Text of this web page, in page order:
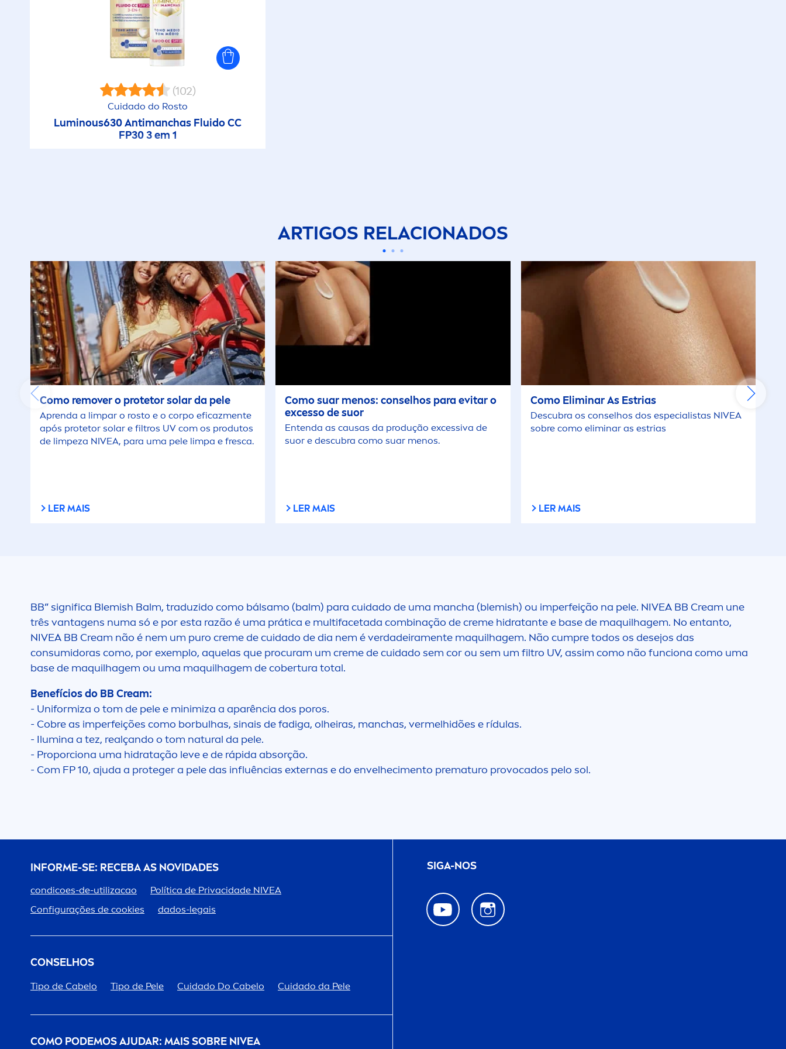
(102)
Cuidado do Rosto
Luminous630 Antimanchas Fluido CC
FP30 3 em 1
ARTIGOS RELACIONADOS
Como remover o protetor solar da pele
Aprenda a limpar o rosto e o corpo eficazmente
após protetor solar e filtros UV com os produtos
de limpeza NIVEA, para uma pele limpa e fresca.
LER MAIS
Como suar menos: conselhos para evitar o
excesso de suor
Entenda as causas da produção excessiva de
suor e descubra como suar menos.
LER MAIS
Como Eliminar As Estrias
Descubra os conselhos dos especialistas NIVEA
sobre como eliminar as estrias
LER MAIS
BB” significa Blemish Balm, traduzido como bálsamo (balm) para cuidado de uma mancha (blemish) ou imperfeição na pele. NIVEA BB Cream une
três vantagens numa só e por esta razão é uma prática e multifacetada combinação decreme hidratante e base de maquilhagem. No entanto,
NIVEA BB Cream não é nem um puro cremede cuidado de dia nem é verdadeiramente maquilhagem. Não cumpre todos os desejos das
consumidoras como, por exemplo, aquelas que procuram um cremede cuidado sem cor ou sem um filtro UV, assim como não funciona como uma
base de maquilhagem ou uma maquilhagem de cobertura total.
Benefícios do BB Cream:
- Uniformiza o tom de pele e minimiza a aparência dos poros.
- Cobre as imperfeições como borbulhas, sinais de fadiga, olheiras, manchas, vermelhidões e rídulas.
- Ilumina a tez, realçando o tom natural da pele.
- Proporciona uma hidratação leve e de rápida absorção.
- Com FP 10, ajuda a proteger a pele das influências externas e do envelhecimento prematuro provocados pelo sol.
INFORME-SE: RECEBA AS NOVIDADES
condicoes-de-utilizacao Política de Privacidade NIVEA
Configurações de cookies
dados-legais
CONSELHOS
Tipo de Cabelo Tipo de Pele Cuidado Do Cabelo Cuidado da Pele
COMO PODEMOS AJUDAR: MAIS SOBRE NIVEA
SIGA-NOS